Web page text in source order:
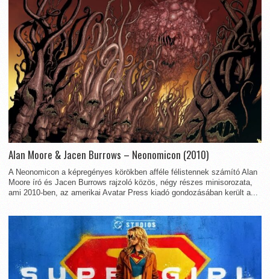
Alan Moore & Jacen Burrows – Neonomicon (2010)
A Neonomicon a képregényes körökben afféle félistennek számító Alan
Moore író és Jacen Burrows rajzoló közös, négy részes minisorozata,
ami 2010-ben, az amerikai Avatar Press kiadó gondozásában került a...